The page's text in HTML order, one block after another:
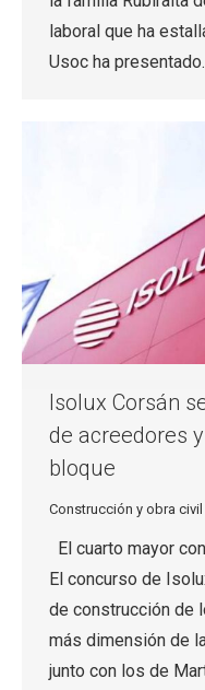
laboral que ha
Usoc ha
Isolux Corsán
de acreedores
bloque
Construcción y obra civil
El cuarto mayor
El concurso de
de construcción de
más dimensión de
junto con los de